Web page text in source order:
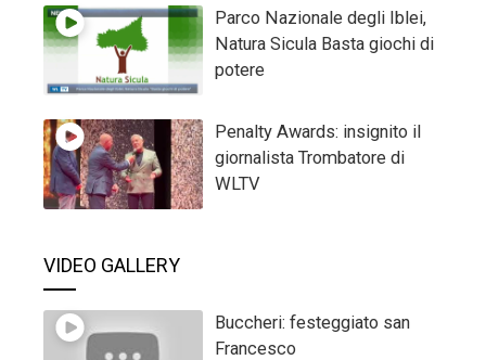
Parco Nazionale degli Iblei,
Natura Sicula Basta giochi di
potere
Penalty Awards: insignito il
giornalista Trombatore di
WLTV
VIDEO GALLERY
Buccheri: festeggiato san
Francesco